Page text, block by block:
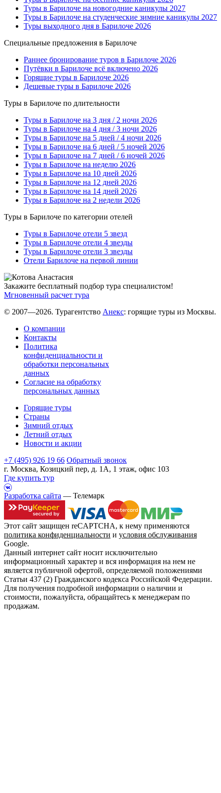
Туры в Барилоче на новогодние каникулы 2027
Туры в Барилоче на студенческие зимние каникулы 2027
Туры выходного дня в Барилоче 2026
Специальные предложения в Барилоче
Раннее бронирование туров в Барилоче 2026
Путёвки в Барилоче всё включено 2026
Горящие туры в Барилоче 2026
Дешевые туры в Барилоче 2026
Туры в Барилоче по длительности
Туры в Барилоче на 3 дня / 2 ночи 2026
Туры в Барилоче на 4 дня / 3 ночи 2026
Туры в Барилоче на 5 дней / 4 ночи 2026
Туры в Барилоче на 6 дней / 5 ночей 2026
Туры в Барилоче на 7 дней / 6 ночей 2026
Туры в Барилоче на неделю 2026
Туры в Барилоче на 10 дней 2026
Туры в Барилоче на 12 дней 2026
Туры в Барилоче на 14 дней 2026
Туры в Барилоче на 2 недели 2026
Туры в Барилоче по категории отелей
Туры в Барилоче отели 5 звезд
Туры в Барилоче отели 4 звезды
Туры в Барилоче отели 3 звезды
Отели Барилоче на первой линии
Закажите бесплатный подбор тура специалистом!
Мгновенный расчет тура
© 2007—2026. Турагентство Анекс: горящие туры из Москвы.
О компании
Контакты
Политика
конфиденциальности и
обработки персональных
данных
Согласие на обработку
персональных данных
Горящие туры
Страны
Зимний отдых
Летний отдых
Новости и акции
+7 (495) 926 19 66 Обратный звонок
г. Москва, Козицкий пер, д. 1А, 1 этаж, офис 103
Где купить тур
Разработка сайта — Телемарк
Этот сайт защищен reCAPTCHA, к нему применяются
политика конфиденциальности и условия обслуживания
Google.
Данный интернет сайт носит исключительно
информационный характер и вся информация на нем не
является публичной офертой, определяемой положениями
Статьи 437 (2) Гражданского кодекса Российской Федерации.
Для получения подробной информации о наличии и
стоимости, пожалуйста, обращайтесь к менеджерам по
продажам.